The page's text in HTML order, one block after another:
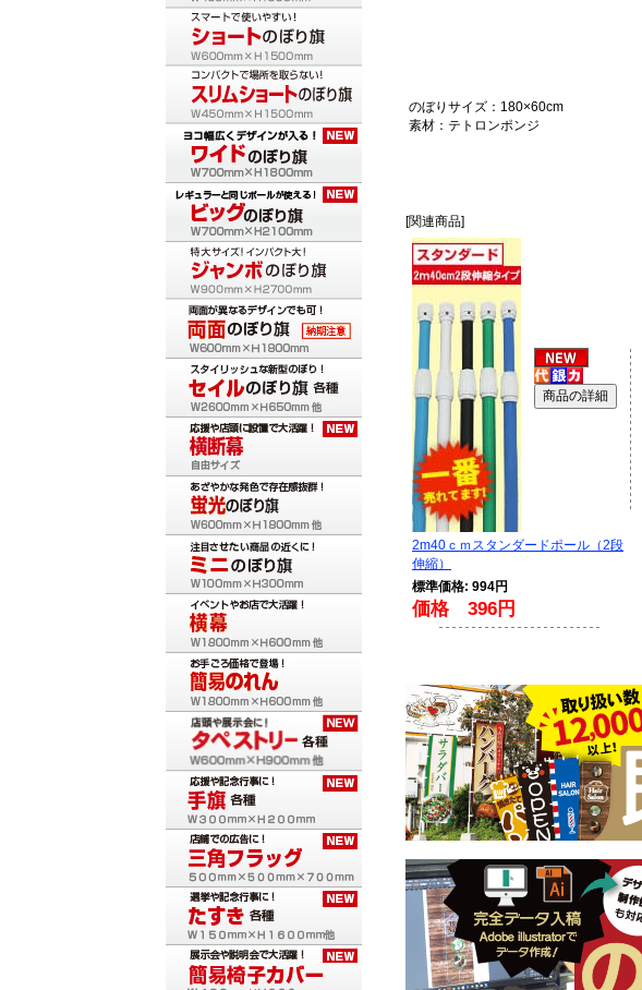
のぼりサイズ：180×60cm
素材：テトロンポンジ
[関連商品]
2m40ｃｍスタンダードポール（2段
伸縮）
標準価格: 994円
価格 396円